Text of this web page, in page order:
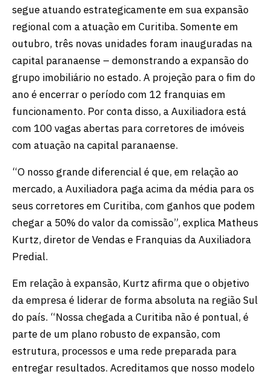
segue atuando estrategicamente em sua expansão
regional com a atuação em Curitiba. Somente em
outubro, três novas unidades foram inauguradas na
capital paranaense – demonstrando a expansão do
grupo imobiliário no estado. A projeção para o fim do
ano é encerrar o período com 12 franquias em
funcionamento. Por conta disso, a Auxiliadora está
com 100 vagas abertas para corretores de imóveis
com atuação na capital paranaense.
“O nosso grande diferencial é que, em relação ao
mercado, a Auxiliadora paga acima da média para os
seus corretores em Curitiba, com ganhos que podem
chegar a 50% do valor da comissão”, explica Matheus
Kurtz, diretor de Vendas e Franquias da Auxiliadora
Predial.
Em relação à expansão, Kurtz afirma que o objetivo
da empresa é liderar de forma absoluta na região Sul
do país. “Nossa chegada a Curitiba não é pontual, é
parte de um plano robusto de expansão, com
estrutura, processos e uma rede preparada para
entregar resultados. Acreditamos que nosso modelo